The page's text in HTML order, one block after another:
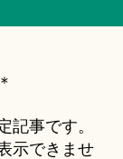
記事です。
示できませ